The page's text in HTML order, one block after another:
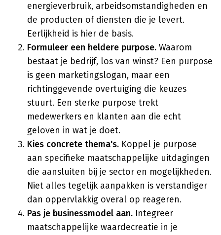
energieverbruik, arbeidsomstandigheden en
de producten of diensten die je levert.
Eerlijkheid is hier de basis.
Formuleer een heldere purpose. Waarom
bestaat je bedrijf, los van winst? Een purpose
is geen marketingslogan, maar een
richtinggevende overtuiging die keuzes
stuurt. Een sterke purpose trekt
medewerkers en klanten aan die echt
geloven in wat je doet.
Kies concrete thema's. Koppel je purpose
aan specifieke maatschappelijke uitdagingen
die aansluiten bij je sector en mogelijkheden.
Niet alles tegelijk aanpakken is verstandiger
dan oppervlakkig overal op reageren.
Pas je businessmodel aan. Integreer
maatschappelijke waardecreatie in je